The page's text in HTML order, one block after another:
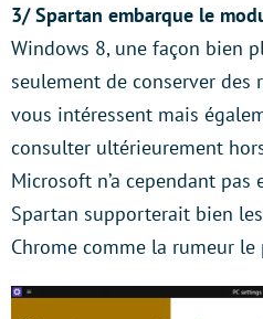
3/ Spartan embarque le
Windows 8, une façon bien
seulement de conserver des
vous intéressent mais
consulter ultérieurement
Microsoft n’a cependant pas
Spartan supporterait bien
Chrome comme la rumeur le